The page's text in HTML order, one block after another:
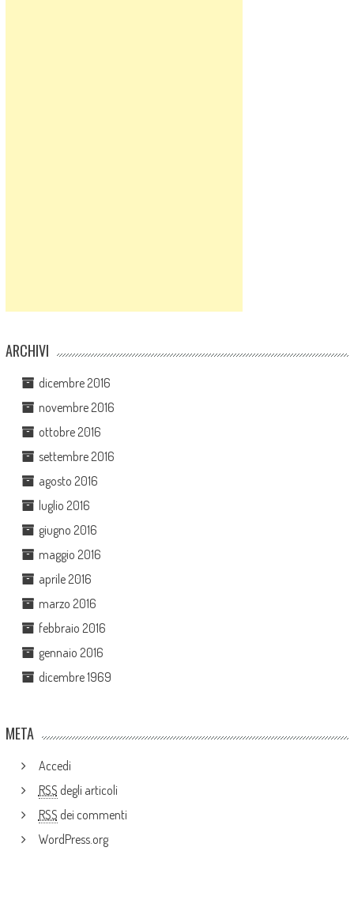
ARCHIVI
dicembre 2016
novembre 2016
ottobre 2016
settembre 2016
agosto 2016
luglio 2016
giugno 2016
maggio 2016
aprile 2016
marzo 2016
febbraio 2016
gennaio 2016
dicembre 1969
META
Accedi
RSS degli articoli
RSS dei commenti
WordPress.org